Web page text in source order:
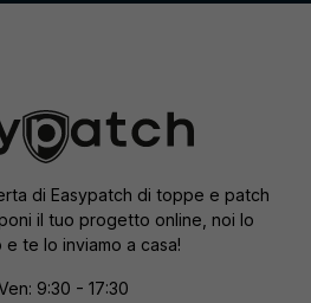
di Easypatch di toppe e patch
il tuo progetto online, noi lo
e te lo inviamo a casa!
9:30 - 17:30